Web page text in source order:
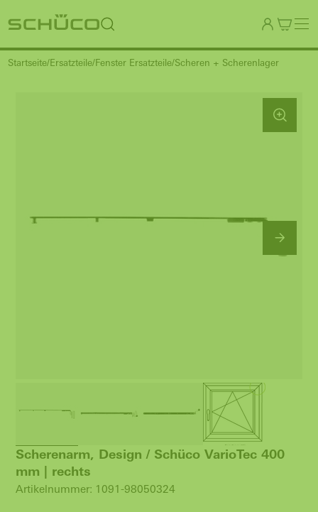
Startseite Ersatzteile Fenster Ersatzteile Scheren + Scherenlager
Scherenarm, Design / Schüco VarioTec 400
mm | rechts
Artikelnummer: 1091-98050324